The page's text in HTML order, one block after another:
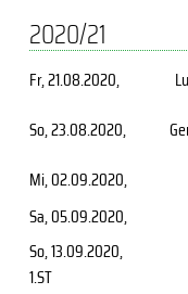
2020/21
Fr, 21.08.2020,
So, 23.08.2020,
Mi, 02.09.2020,
Sa, 05.09.2020,
So, 13.09.2020,
1.ST